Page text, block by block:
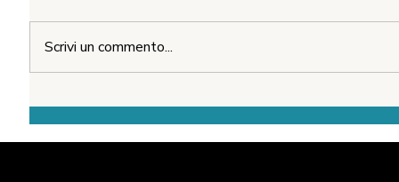
Evoluzione o Estinzione: Le
Nuove Regole del Marketing
e Come Fare il Salto di
Scrivi un commento...